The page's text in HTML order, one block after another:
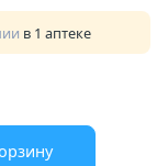
в 1 аптеке